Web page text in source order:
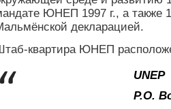
ЮНЕП 1997 г., а также
декларацией.
квартира ЮНЕП
UNEP
P.O.